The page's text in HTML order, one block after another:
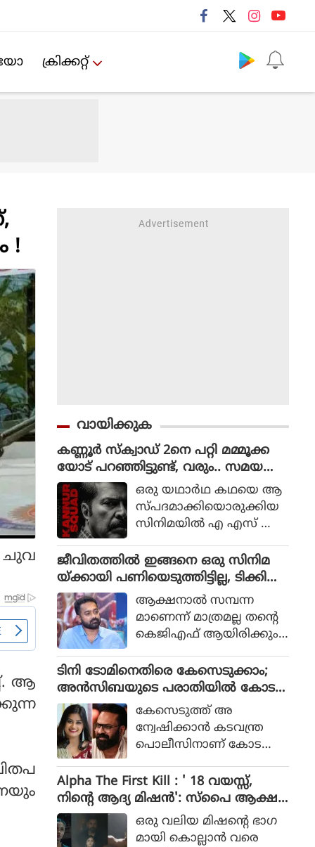
ക്രിക്കറ്റ്‌
!
ചുവ
ആ
വായിക്കുക
കണ്ണൂർ സ്ക്വാഡ് 2നെ പറ്റി മമ്മൂക്ക
യോട് പറഞ്ഞിട്ടുണ്ട്, വരും.. സമയ
മെടുക്കും : റോണി ഡേവിഡ്
ഒരു യഥാര്‍ഥ കഥയെ ആ
സ്പദമാക്കിയൊരുക്കിയ
സിനിമയില്‍ എ എസ് ഐ
ഥാപാത്രമായാണ് മമ്മൂട്ടി
എത്തിയത്. ഒരു കുറ്റ
വാളിയെ പിടികൂടാനായി ഉ
ത്തരേന്ത്യന്‍ സംസ്ഥാനങ്ങ
ളിലേക്ക് യാത്ര തിരിക്കുന്ന
പോലീസ് സംഘത്തിന്റെ ക
ഥയായിരുന്നു 2023ല്‍ പുറ
ത്തിറങ്ങിയ സിനിമ പറ
ഞ്ഞത്.
ജീവിതത്തിൽ ഇങ്ങനെ ഒരു സിനിമ
യ്ക്കായി പണിയെടുത്തിട്ടില്ല, ടിക്കി
ടാക്കയെ പറ്റി ആസിഫ് അലി
ആക്ഷനാല്‍ സമ്പന്ന
മാണെന്ന് മാത്രമല്ല തന്റെ
കെജിഎഫ് ആയിരിക്കും
അലിയുടെ തുറന്നുപറയ
ലും ഒപ്പം വി എസ്
രോഹിത്- ആസിഫ് അലി
കൂട്ടുക്കെട്ടിലുള്ള വിശ്വാസ
വും സിനിമയ്ക്ക് വലിയ
ഹൈപ്പ് നല്‍കിയിട്ടുണ്ട്.
ടിനി ടോമിനെതിരെ കേസെടുക്കാം;
അൻസിബയുടെ പരാതിയിൽ കോട
തി നിർദേശം കേസെടുത്ത് അ
ന്വേഷിക്കാൻ കടവന്ത്ര
പൊലീസിനാണ് കോട
Alpha The First Kill : ' 18 വയസ്സ്,
നിന്റെ ആദ്യ മിഷന്‍': സ്‌പൈ ആക്ഷ
ന്‍ ചിത്രത്തില്‍ നായികയായി ആലിയ,
ആല്‍ഫ ടീസര്‍ പുറത്ത്
ഒരു വലിയ മിഷന്റെ ഭാഗ
മായി കൊല്ലാന്‍ വരെ